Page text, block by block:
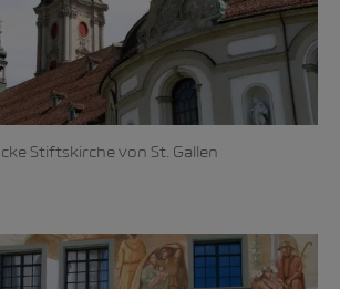
Stiftskirche von St. Gallen